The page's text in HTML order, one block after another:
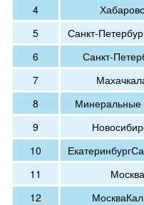
4
5
Санкт-
6
Санкт-
7
8
9
10
Екатеринбург
11
Москва
12
Москва